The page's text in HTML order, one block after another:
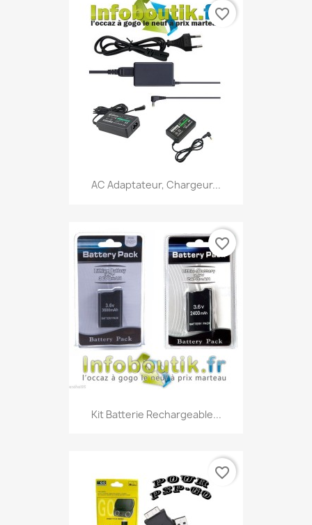
AC Adaptateur, Chargeur...
favorite_border
Kit Batterie Rechargeable...
favorite_border
favorite_border